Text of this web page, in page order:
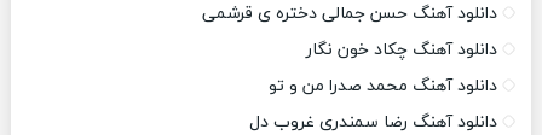
دانلود آهنگ حسن جمالی دختره ی قرشمی
دانلود آهنگ چکاد خون نگار
دانلود آهنگ محمد صدرا من و تو
دانلود آهنگ رضا سمندری غروب دل